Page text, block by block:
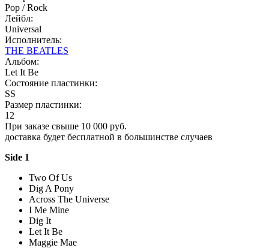
Pop / Rock
Лейбл:
Universal
Исполнитель:
THE BEATLES
Альбом:
Let It Be
Состояние пластинки:
SS
Размер пластинки:
12
При заказе свыше 10 000 руб.
доставка будет бесплатной в большинстве случаев
Side 1
Two Of Us
Dig A Pony
Across The Universe
I Me Mine
Dig It
Let It Be
Maggie Mae